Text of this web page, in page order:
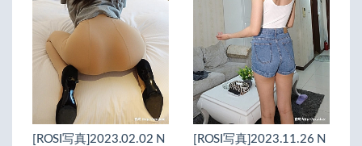
[ROSI写真]2023.02.02 N
[ROSI写真]2023.11.26 N